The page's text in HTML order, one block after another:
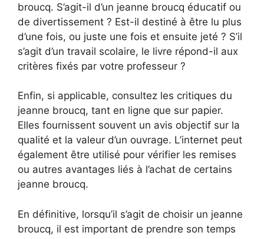
broucq. S’agit-il d’un jeanne broucq éducatif ou
de divertissement ? Est-il destiné à être lu plus
d’une fois, ou juste une fois et ensuite jeté ? S’il
s’agit d’un travail scolaire, le livre répond-il aux
critères fixés par votre professeur ?
Enfin, si applicable, consultez les critiques du
jeanne broucq, tant en ligne que sur papier.
Elles fournissent souvent un avis objectif sur la
qualité et la valeur d’un ouvrage. L’internet peut
également être utilisé pour vérifier les remises
ou autres avantages liés à l’achat de certains
jeanne broucq.
En définitive, lorsqu’il s’agit de choisir un jeanne
broucq, il est important de prendre son temps